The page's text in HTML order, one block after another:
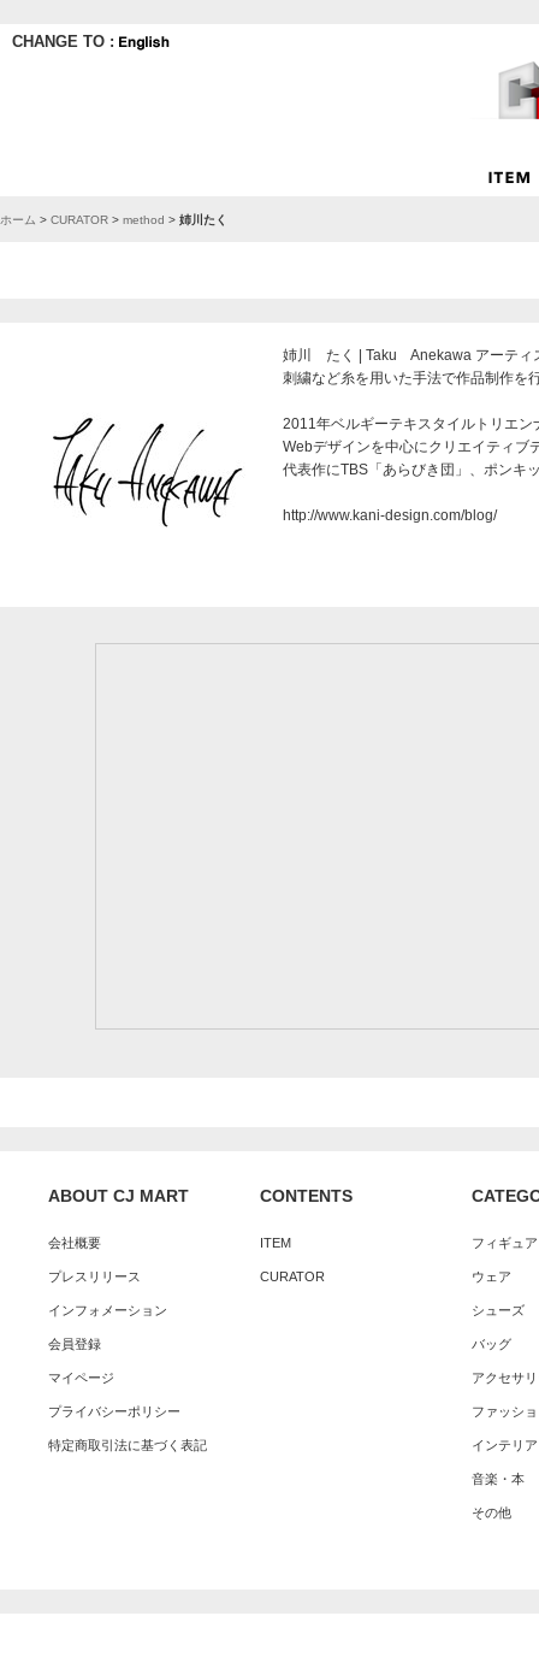
CHANGE TO :
ホーム > CURATOR > method > 姉川たく
姉川 たく | Taku Anekawa アーティ
刺繍など糸を用いた手法で作品制作を
2011年ベルギーテキスタイルトリエ
Webデザインを中心にクリエイティブ
代表作にTBS「あらびき団」、ポンキ
http://www.kani-design.com/blog/
ABOUT CJ MART
会社概要
プレスリリース
インフォメーション
会員登録
マイページ
プライバシーポリシー
特定商取引法に基づく表記
CONTENTS
ITEM
CURATOR
フィギュ
ウェア
シューズ
バッグ
アクセサ
ファッシ
インテリア
音楽・本
その他